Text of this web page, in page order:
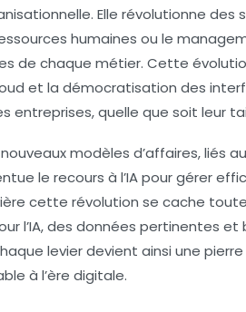
Elle révolutionne des
humaines ou le
de chaque métier. Cette
et la démocratisation des
entreprises, quelle que soit leur
modèles d’affaires, liés
le recours à l’IA pour gérer
cette révolution se cache
l’IA, des données pertinentes
levier devient ainsi une
à l’ère digitale.